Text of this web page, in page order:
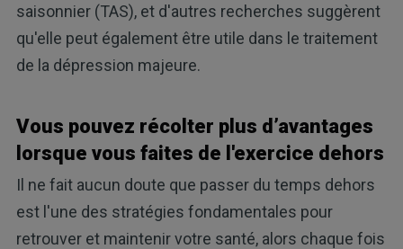
saisonnier (TAS), et d'autres recherches suggèrent
qu'elle peut également être utile dans le traitement
de la dépression majeure.
Vous pouvez récolter plus d’avantages
lorsque vous faites de l'exercice dehors
Il ne fait aucun doute que passer du temps dehors
est l'une des stratégies fondamentales pour
retrouver et maintenir votre santé, alors chaque fois